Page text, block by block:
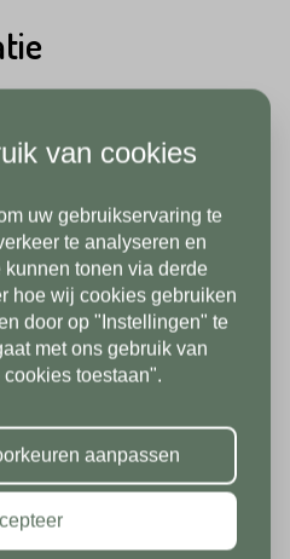
uit voorraad
van. Naast Quartz
Gray hebben wij ook
keramische tegels
Keramische
slijtvast,
met onze
zijn wij vanaf 1/8
gesloten. Vanaf
graag weer bij
Fijne
van cookies
uw gebruikservaring te
te analyseren en
tonen via derde
hoe wij cookies gebruiken
door op "Instellingen" te
met ons gebruik van
toestaan".
aanpassen